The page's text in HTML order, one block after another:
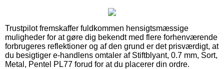
Trustpilot fremskaffer fuldkommen hensigtsmæssige
muligheder for at gøre dig bekendt med flere forhenværende
forbrugeres reflektioner og af den grund er det prisværdigt, at
du besigtiger e-handlens omtaler af Stiftblyant, 0.7 mm, Sort,
Metal, Pentel PL77 forud for at du placerer din ordre.